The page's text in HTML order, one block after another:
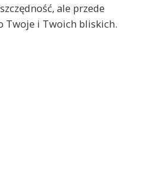
ale przede
Twoje i Twoich bliskich.